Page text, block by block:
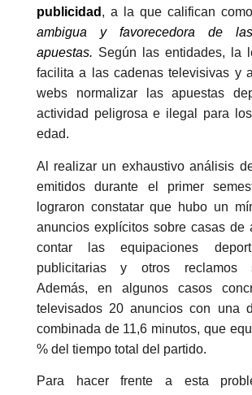
publicidad , a la que califican
ambigua y favorecedora de
apuestas. Según las entidades, la
facilita a las cadenas televisivas y
webs normalizar las apuestas
actividad peligrosa e ilegal para
edad.
Al realizar un exhaustivo análisis
emitidos durante el primer
lograron constatar que hubo un
anuncios explícitos sobre casas de
contar las equipaciones
publicitarias y otros reclamos
Además, en algunos casos
televisados 20 anuncios con una
combinada de 11,6 minutos, que
% del tiempo total del partido.
Para hacer frente a esta